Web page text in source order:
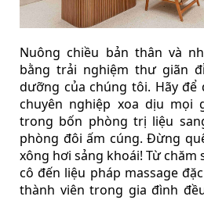
Nuông chiều bản thân và
bằng trải nghiệm thư giãn
dưỡng của chúng tôi. Hãy
chuyên nghiệp xoa dịu mọi
trong bốn phòng trị liệu
phòng đôi ấm cúng. Đừng
xông hơi sảng khoái! Từ chăm
cô đến liệu pháp massage
thành viên trong gia đình